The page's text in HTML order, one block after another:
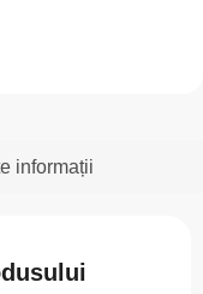
informații